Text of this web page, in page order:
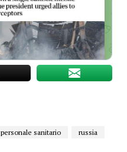
personale sanitario
russia